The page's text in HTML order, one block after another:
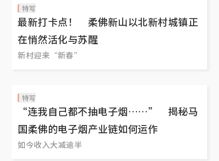
府建筑出现轻微裂痕，有些居民还预备了“救命
包”，里面装着药品、干粮，日夜随身携带，防患
未然。 与柔佛只有一水之隔的新加坡人，会担心
吗？ 9月学校假期要到了，大家还敢去柔佛新山度
假吗？
特写
最新打卡点！ 柔佛新山以北新村城镇正
在悄然活化与苏醒
新村迎来“新春”
特写
“连我自己都不抽电子烟……” 揭秘马
国柔佛的电子烟产业链如何运作
如今收入大减逾半